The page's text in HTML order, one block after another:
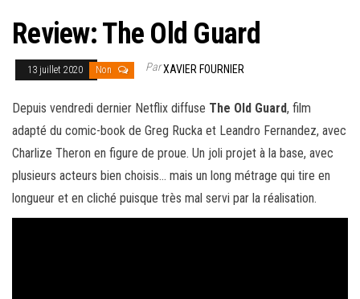
Review: The Old Guard
13 juillet 2020 Non ParXAVIER FOURNIER
Depuis vendredi dernier Netflix diffuse The Old Guard, film
adapté du comic-book de Greg Rucka et Leandro Fernandez, avec
Charlize Theron en figure de proue. Un joli projet à la base, avec
plusieurs acteurs bien choisis… mais un long métrage qui tire en
longueur et en cliché puisque très mal servi par la réalisation.